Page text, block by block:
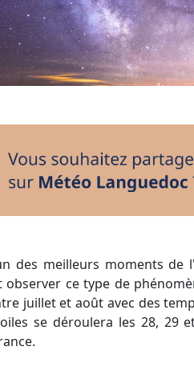
ce type de
juillet et août avec des
se déroulera les 28, 29